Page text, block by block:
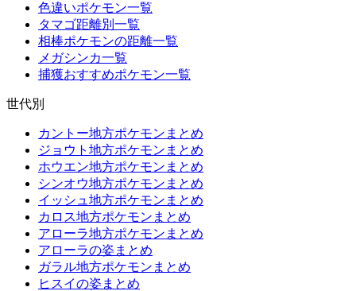
色違いポケモン一覧
タマゴ距離別一覧
相棒ポケモンの距離一覧
メガシンカ一覧
捕獲おすすめポケモン一覧
世代別
カントー地方ポケモンまとめ
ジョウト地方ポケモンまとめ
ホウエン地方ポケモンまとめ
シンオウ地方ポケモンまとめ
イッシュ地方ポケモンまとめ
カロス地方ポケモンまとめ
アローラ地方ポケモンまとめ
アローラの姿まとめ
ガラル地方ポケモンまとめ
ヒスイの姿まとめ